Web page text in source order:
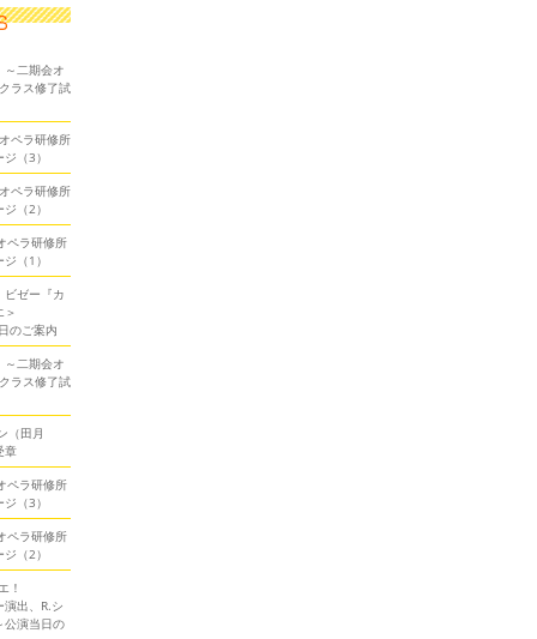
～二期会オ
ラス修了試
ペラ研修所
（3）
ペラ研修所
（2）
ペラ研修所
（1）
ビゼー『カ
＞
のご案内
～二期会オ
ラス修了試
（田月
章
ペラ研修所
（3）
ペラ研修所
（2）
！
出、R.シ
公演当日の